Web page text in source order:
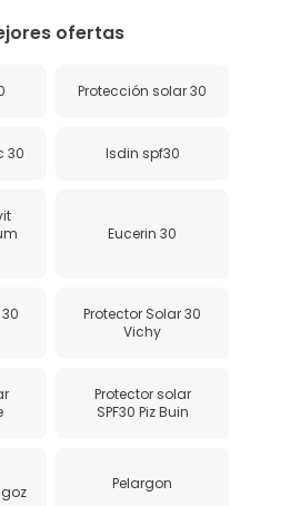
ofertas
Protección solar 30
30 Isdin spf30
Eucerin 30
Protector Solar 30
Vichy
Protector solar
SPF30 Piz Buin
Pelargon